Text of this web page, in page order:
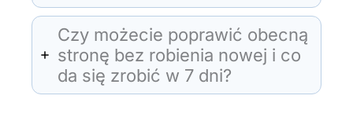
Czy możecie poprawić obecną
stronę bez robienia nowej i co
da się zrobić w 7 dni?